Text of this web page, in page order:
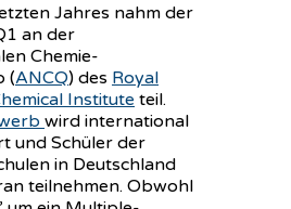
Jahres nahm der
an der
Chemie-
(ANCQ) des Royal
Institute teil.
wird international
und Schüler der
in Deutschland
teilnehmen. Obwohl